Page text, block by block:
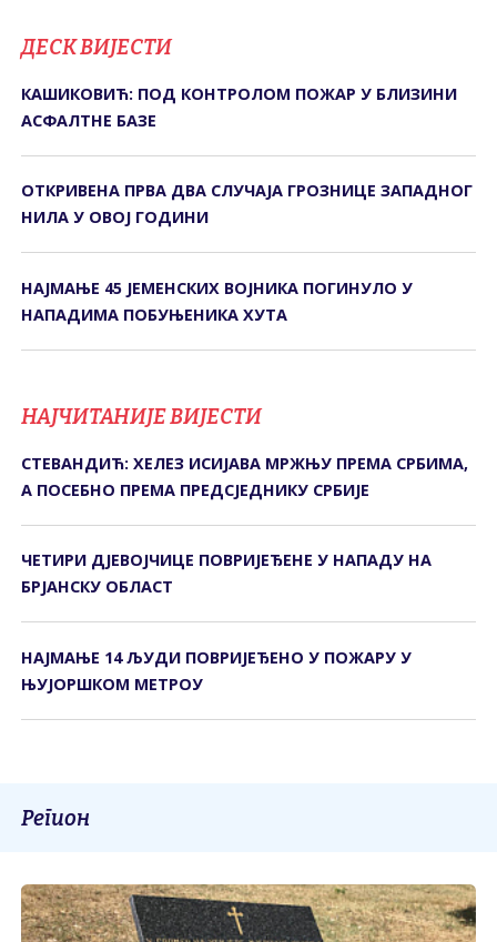
ДЕСК ВИЈЕСТИ
КАШИКОВИЋ: ПОД КОНТРОЛОМ ПОЖАР У БЛИЗИНИ
АСФАЛТНЕ БАЗЕ
ОТКРИВЕНА ПРВА ДВА СЛУЧАЈА ГРОЗНИЦЕ ЗАПАДНОГ
НИЛА У ОВОЈ ГОДИНИ
НАЈМАЊЕ 45 ЈЕМЕНСКИХ ВОЈНИКА ПОГИНУЛО У
НАПАДИМА ПОБУЊЕНИКА ХУТА
НАЈЧИТАНИЈЕ ВИЈЕСТИ
СТЕВАНДИЋ: ХЕЛЕЗ ИСИЈАВА МРЖЊУ ПРЕМА СРБИМА,
А ПОСЕБНО ПРЕМА ПРЕДСЈЕДНИКУ СРБИЈЕ
ЧЕТИРИ ДЈЕВОЈЧИЦЕ ПОВРИЈЕЂЕНЕ У НАПАДУ НА
БРЈАНСКУ ОБЛАСТ
НАЈМАЊЕ 14 ЉУДИ ПОВРИЈЕЂЕНО У ПОЖАРУ У
ЊУЈОРШКОМ МЕТРОУ
Регион